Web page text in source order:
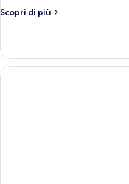
Scopri di più
Altri